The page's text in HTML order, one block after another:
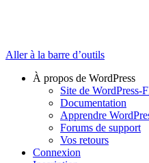
Aller à la barre d’outils
À propos de WordPress
Site de WordPress-
Documentation
Apprendre
Forums de support
Vos retours
Connexion